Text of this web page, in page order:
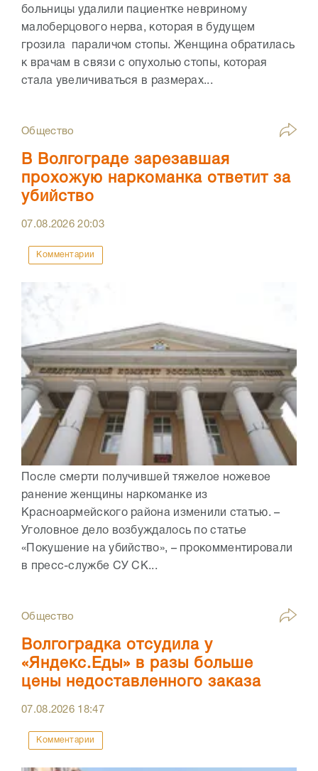
больницы удалили пациентке невриному
малоберцового нерва, которая в будущем
грозила параличом стопы. Женщина обратилась
к врачам в связи с опухолью стопы, которая
стала увеличиваться в размерах...
Общество
В Волгограде зарезавшая
прохожую наркоманка ответит за
убийство
07.08.202620:03
Комментарии
После смерти получившей тяжелое ножевое
ранение женщины наркоманке из
Красноармейского района изменили статью. –
Уголовное дело возбуждалось по статье
«Покушение на убийство», – прокомментировали
в пресс-службе СУ СК...
Общество
Волгоградка отсудила у
«Яндекс.Еды» в разы больше
цены недоставленного заказа
07.08.2026 18:47
Комментарии